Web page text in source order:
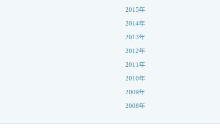
2015年
2014年
2013年
2012年
2011年
2010年
2009年
2008年